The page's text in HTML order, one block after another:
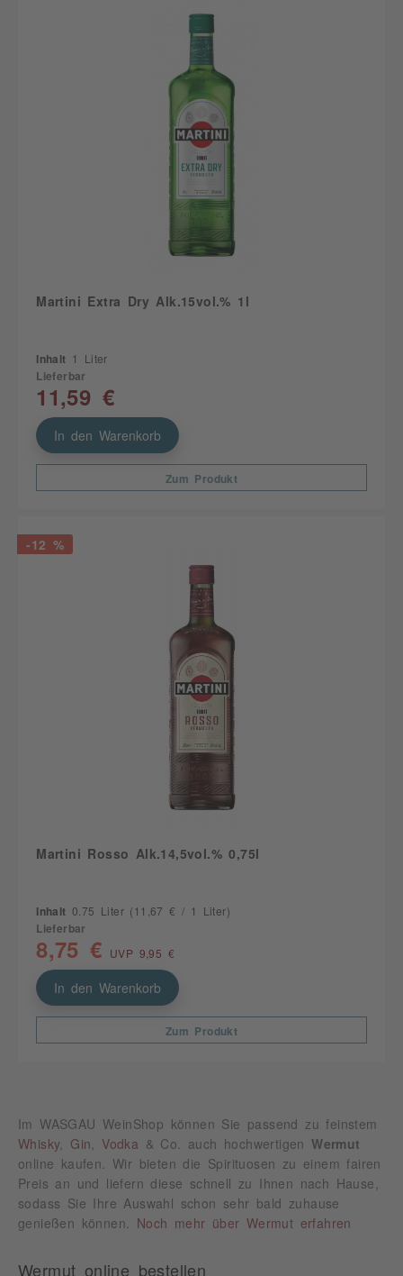
Martini Extra Dry Alk.15vol.% 1l
Inhalt 1 Liter
Lieferbar
11,59 €
In den Warenkorb
Zum Produkt
-12 %
Martini Rosso Alk.14,5vol.% 0,75l
Inhalt 0.75 Liter (11,67 € / 1 Liter)
Lieferbar
8,75 € UVP 9,95 €
In den Warenkorb
Zum Produkt
Im WASGAU WeinShop können Sie passend zu feinstem
Whisky, Gin Vodka & Co. auch hochwertigenWermut
online kaufen. Wir bieten die Spirituosen zu einem fairen
Preis an und liefern diese schnell zu Ihnen nach Hause,
sodass Sie Ihre Auswahl schon sehr bald zuhause
genießen können.
Noch mehr über Wermut erfahren
Wermut online bestellen